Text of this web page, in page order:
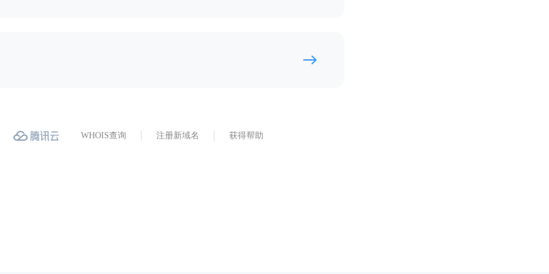
WHOIS查询 注册新域名 获得帮助